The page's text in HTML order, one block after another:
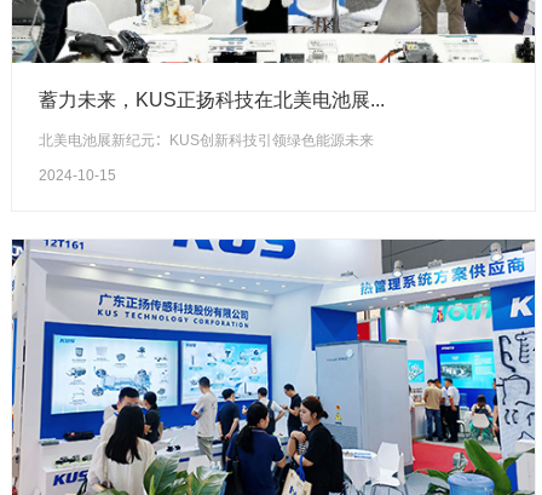
蓄力未来，KUS正扬科技在北美电池展...
北美电池展新纪元：KUS创新科技引领绿色能源未来
2024-10-15